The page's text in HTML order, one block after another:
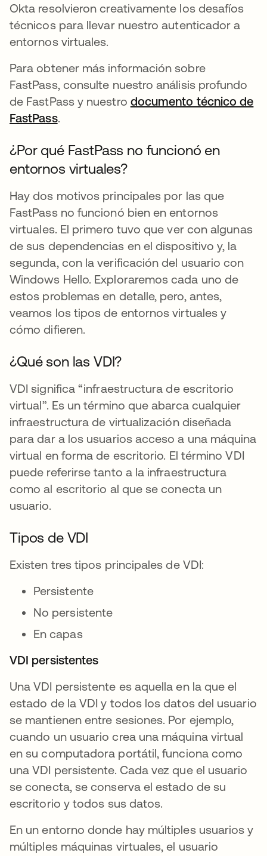
Okta resolvieron creativamente los desafíos
técnicos para llevar nuestro autenticador a
entornos virtuales.
Para obtener más información sobre
FastPass, consulte nuestro análisis profundo
de FastPass y nuestro documento técnico de
FastPass.
¿Por qué FastPass no funcionó en
entornos virtuales?
Hay dos motivos principales por las que
FastPass no funcionó bien en entornos
virtuales. El primero tuvo que ver con algunas
de sus dependencias en el dispositivo y, la
segunda, con la verificación del usuario con
Windows Hello. Exploraremos cada uno de
estos problemas en detalle, pero, antes,
veamos los tipos de entornos virtuales y
cómo difieren.
¿Qué son las VDI?
VDI significa “infraestructura de escritorio
virtual”. Es un término que abarca cualquier
infraestructura de virtualización diseñada
para dar a los usuarios acceso a una máquina
virtual en forma de escritorio. El término VDI
puede referirse tanto a la infraestructura
como al escritorio al que se conecta un
usuario.
Tipos de VDI
Existen tres tipos principales de VDI:
Persistente
No persistente
En capas
VDI persistentes
Una VDI persistente es aquella en la que el
estado de la VDI y todos los datos del usuario
se mantienen entre sesiones. Por ejemplo,
cuando un usuario crea una máquina virtual
en su computadora portátil, funciona como
una VDI persistente. Cada vez que el usuario
se conecta, se conserva el estado de su
escritorio y todos sus datos.
En un entorno donde hay múltiples usuarios y
múltiples máquinas virtuales, el usuario